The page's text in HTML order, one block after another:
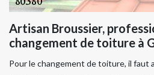
Artisan Broussier,
changement de toiture à
Pour le changement de toiture, il faut